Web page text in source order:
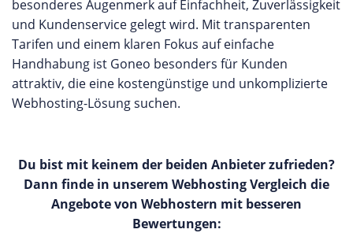
besonderes Augenmerk auf Einfachheit, Zuverlässigkeit
und Kundenservice gelegt wird. Mit transparenten
Tarifen und einem klaren Fokus auf einfache
Handhabung ist Goneo besonders für Kunden
attraktiv, die eine kostengünstige und unkomplizierte
Webhosting-Lösung suchen.
Du bist mit keinem der beiden Anbieter zufrieden?
Dann finde in unserem Webhosting Vergleich die
Angebote von Webhostern mit besseren
Bewertungen: